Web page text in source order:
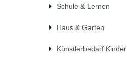
Schule & Lernen
Haus & Garten
Künstlerbedarf Kinder